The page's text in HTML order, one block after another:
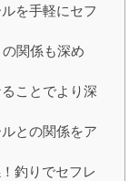
を手軽にセフ
関係も深め
ことでより深
との関係をア
釣りでセフレ